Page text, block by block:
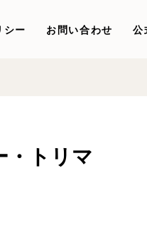
シー お問い合わせ 公
・トリマ